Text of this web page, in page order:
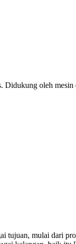
Didukung oleh mesin
tujuan, mulai dari